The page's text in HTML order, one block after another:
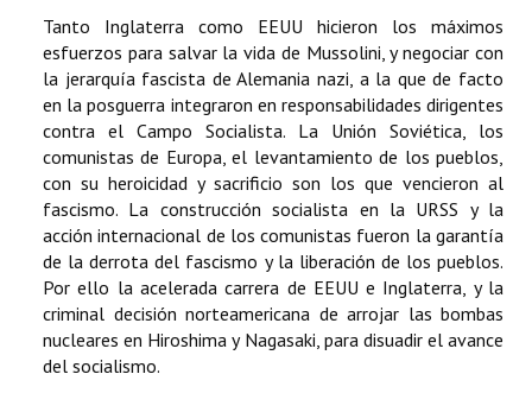
Tanto Inglaterra como EEUU hicieron los máximos
esfuerzos para salvar la vida de Mussolini, y negociar con
la jerarquía fascista de Alemania nazi, a la que de facto
en la posguerra integraron en responsabilidades dirigentes
contra el Campo Socialista. La Unión Soviética, los
comunistas de Europa, el levantamiento de los pueblos,
con su heroicidad y sacrificio son los que vencieron al
fascismo. La construcción socialista en la URSS y la
acción internacional de los comunistas fueron la garantía
de la derrota del fascismo y la liberación de los pueblos.
Por ello la acelerada carrera de EEUU e Inglaterra, y la
criminal decisión norteamericana de arrojar las bombas
nucleares en Hiroshima y Nagasaki, para disuadir el avance
del socialismo.